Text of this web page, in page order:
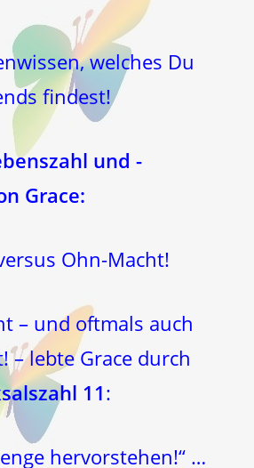
welches Du
findest!
und -
Grace:
Ohn-Macht!
– und oftmals auch
– lebte Grace durch
11:
hervorstehen!“ …